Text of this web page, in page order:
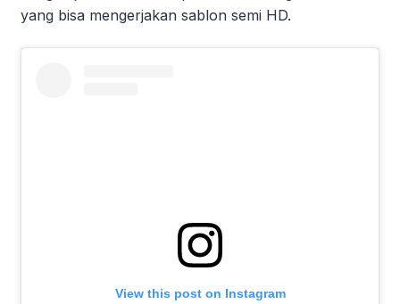
yang bisa mengerjakan sablon semi HD.
View this post on Instagram